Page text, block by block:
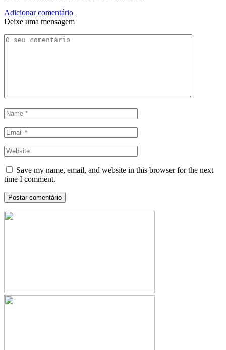
Adicionar comentário
Deixe uma mensagem
Save my name, email, and website in this browser for the next
time I comment.